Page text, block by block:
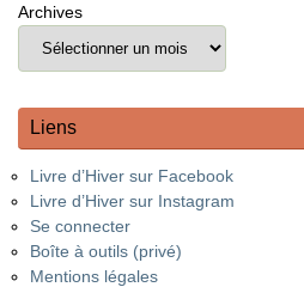
Archives
Liens
Livre d’Hiver sur Facebook
Livre d’Hiver sur Instagram
Se connecter
Boîte à outils (privé)
Mentions légales